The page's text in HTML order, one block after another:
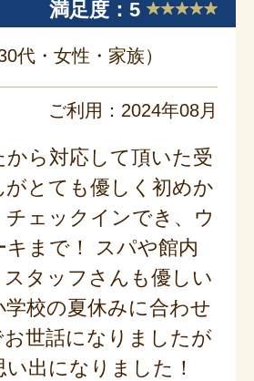
満足度：5
30代・女性・家族）
ご利用：2024年08月
ら対応して頂いた受
とても優しく初めか
チェックインでき、ウ
キまで！ スパや館内
タッフさんも優しい
校の夏休みに合わせ
世話になりましたが
出になりました！